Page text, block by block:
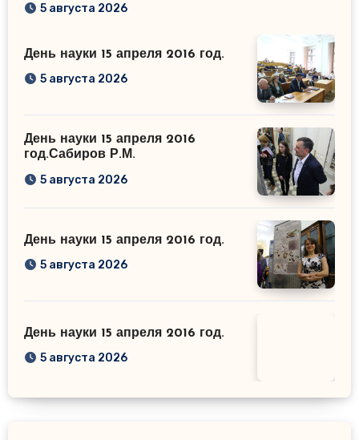
5 августа 2026
День науки 15 апреля 2016 год.
5 августа 2026
День науки 15 апреля 2016
год.Сабиров Р.М.
5 августа 2026
День науки 15 апреля 2016 год.
5 августа 2026
День науки 15 апреля 2016 год.
5 августа 2026